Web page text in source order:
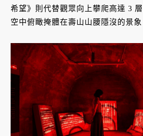
希望》則代替觀眾向上攀爬高達 3
空中俯瞰掩體在壽山山腰隱沒的景象